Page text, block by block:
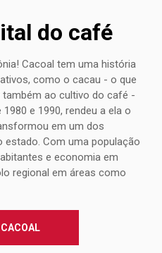
do café
Cacoal tem uma história
como o cacau - o que
também ao cultivo do café -
e 1990, rendeu a ela o
em um dos
Com uma população
e economia em
regional em áreas como